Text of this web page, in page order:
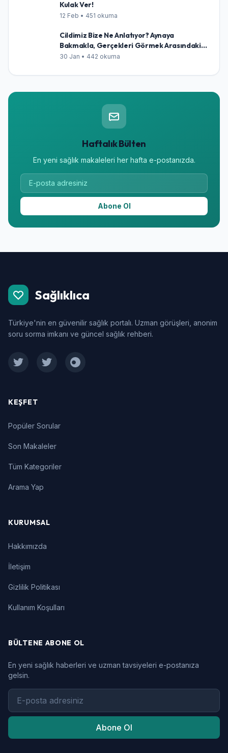
Kulak Ver!
12 Feb • 451 okuma
Cildimiz Bize Ne Anlatıyor? Aynaya
Bakmakla, Gerçekleri Görmek Arasındaki
İnce Çizgi
30 Jan • 442 okuma
Haftalık Bülten
En yeni sağlık makaleleri her hafta e-postanızda.
Abone Ol
Sağlıklıca
Türkiye'nin en güvenilir sağlık portalı. Uzman görüşleri, anonim
soru sorma imkanı ve güncel sağlık rehberi.
FacebookTwitter Instagram
KEŞFET
Popüler Sorular
Son Makaleler
Tüm Kategoriler
Arama Yap
KURUMSAL
Hakkımızda
İletişim
Gizlilik Politikası
Kullanım Koşulları
BÜLTENE ABONE OL
En yeni sağlık haberleri ve uzman tavsiyeleri e-postanıza
gelsin.
Abone Ol